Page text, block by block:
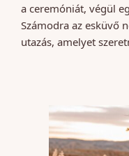
a ceremóniát, végül
Számodra az esküvő
utazás, amelyet